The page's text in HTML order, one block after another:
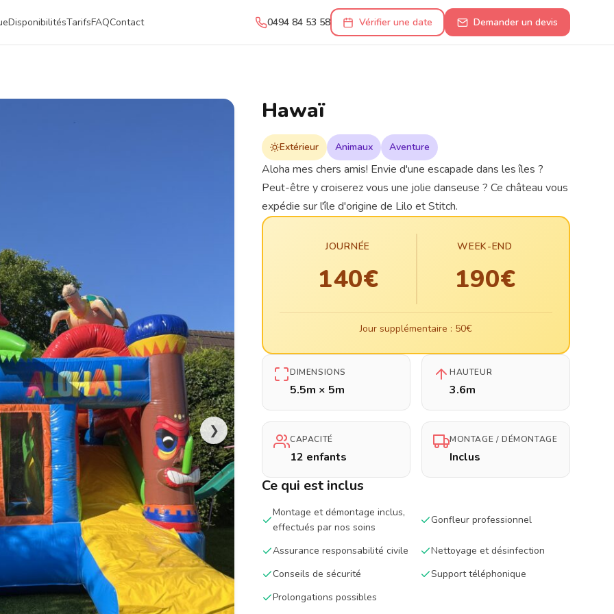
DisponibilitésTarifsFAQContact 0494 84 53 58 Vérifier une date Demander un devis
❯
Hawaï
Extérieur Animaux Aventure
Aloha mes chers amis! Envie d'une escapade dans les îles ?
Peut-être y croiserez vous une jolie danseuse ? Ce château vous
expédie sur l'île d'origine de Lilo et Stitch.
JOURNÉE
140€
WEEK-END
190€
Jour supplémentaire : 50€
DIMENSIONS
5.5m × 5m
HAUTEUR
3.6m
CAPACITÉ
12 enfants
MONTAGE / DÉMONTAGE
Inclus
Ce qui est inclus
Montage et démontage inclus,
effectués par nos soins
Gonfleur professionnel
Assurance responsabilité civile
Nettoyage et désinfection
Conseils de sécurité
Support téléphonique
Prolongations possibles